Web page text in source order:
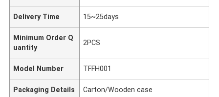
Delivery Time 15~25days
Minimum Order Q
uantity
2PCS
Model Number TFFH001
Packaging Details Carton/Wooden case